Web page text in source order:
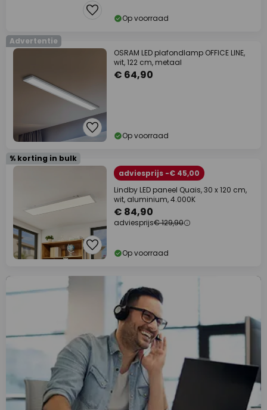
Op voorraad
Advertentie
OSRAM LED plafondlamp OFFICE LINE,
wit, 122 cm, metaal
€ 64,90
Op voorraad
% korting in bulk
adviesprijs -€ 45,00
Lindby LED paneel Quais, 30 x 120 cm,
wit, aluminium, 4.000K
€ 84,90
adviesprijs€ 129,90
Op voorraad